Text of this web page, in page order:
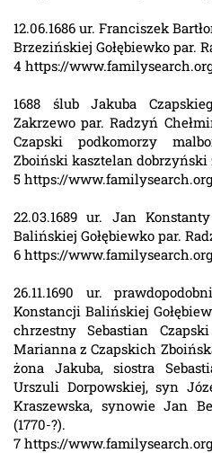
12.06.1686 ur. Franciszek
Brzezińskiej Gołębiewko par.
4 https://
1688 ślub Jakuba
Zakrzewo par. Radzyń
Czapski podkomorzy
Zboiński kasztelan dobrzyński
5 https://
22.03.1689 ur. Jan
Balińskiej Gołębiewko par.
6 https://
26.11.1690 ur.
Konstancji Balińskiej
chrzestny Sebastian
Marianna z Czapskich
żona Jakuba, siostra
Urszuli Dorpowskiej, syn
Kraszewska, synowie Jan
(1770-?).
7 https://